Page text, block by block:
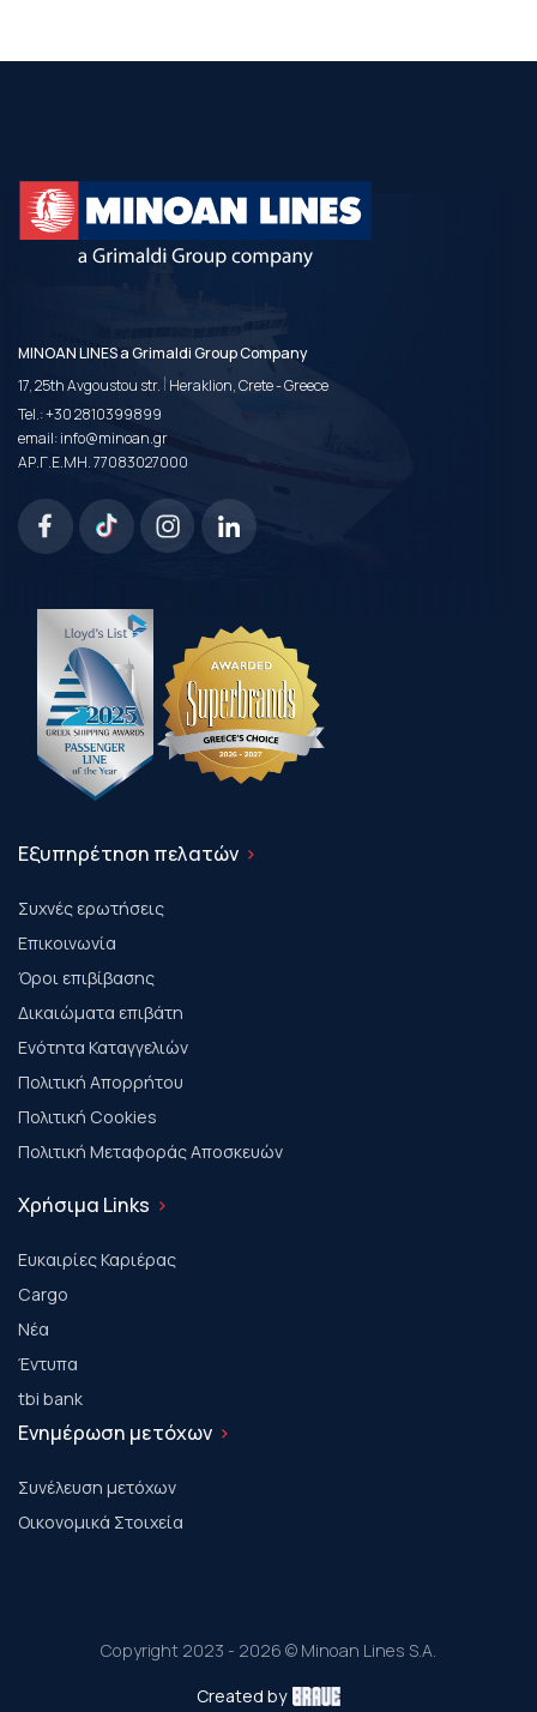
MINOAN LINES a Grimaldi Group Company
17, 25th Avgoustou str. | Heraklion, Crete - Greece
Tel.:+30 2810399899
email:info@minoan.gr
ΑΡ.Γ.Ε.ΜΗ. 77083027000
Εξυπηρέτηση πελατών
Συχνές ερωτήσεις
Επικοινωνία
Όροι επιβίβασης
Δικαιώματα επιβάτη
Ενότητα Καταγγελιών
Πολιτική Απορρήτου
Πολιτική Cookies
Πολιτική Μεταφοράς Αποσκευών
Χρήσιμα Links
Ευκαιρίες Καριέρας
Cargo
Νέα
Έντυπα
tbi bank
Ενημέρωση μετόχων
Συνέλευση μετόχων
Οικονομικά Στοιχεία
Copyright 2023 - 2026 © Minoan Lines S.A.
Created by